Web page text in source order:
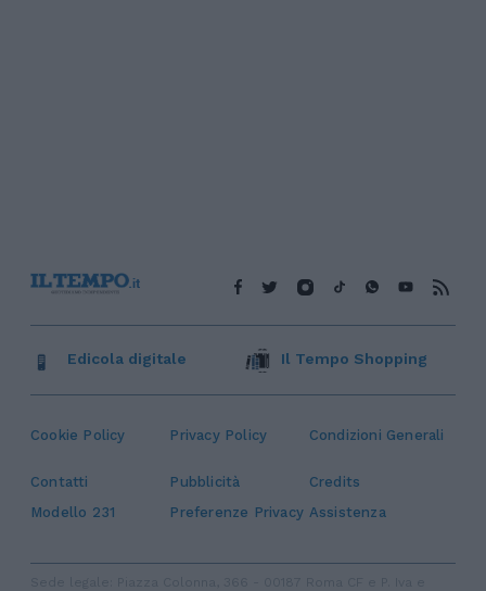
Cookie Policy Privacy Policy Condizioni Generali
Contatti Pubblicità
Credits
Modello 231
Preferenze Privacy Assistenza
Edicola digitale Il Tempo Shopping